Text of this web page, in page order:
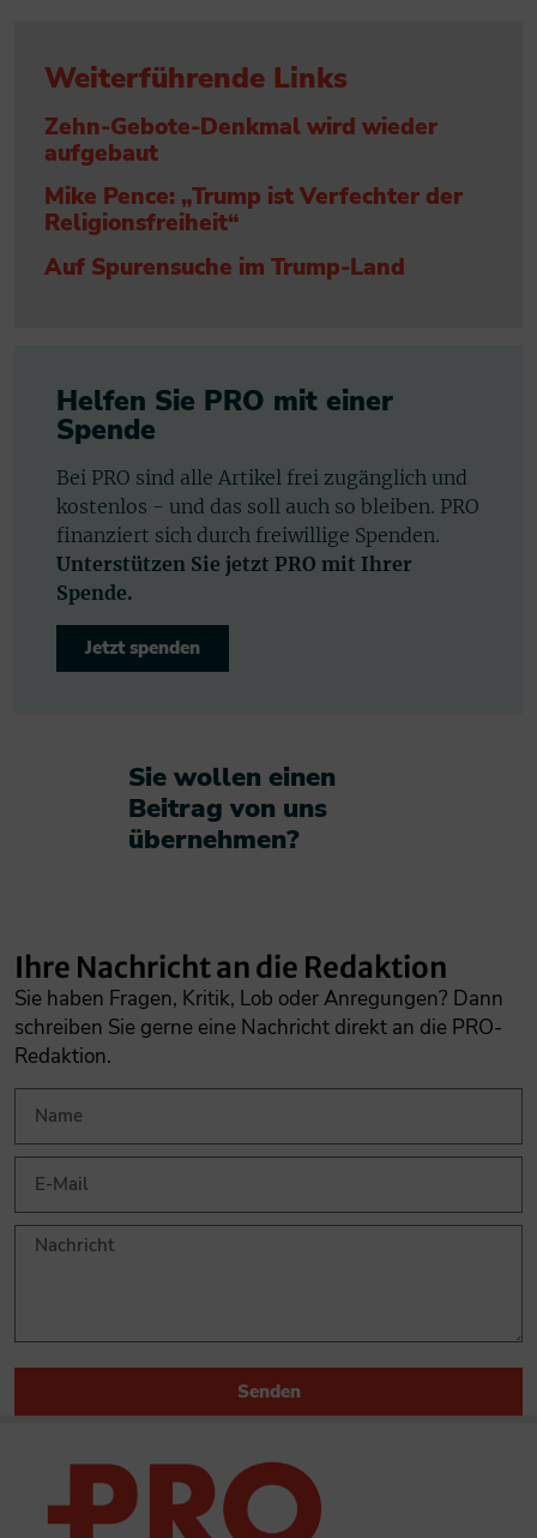
Weiterführende Links
Zehn-Gebote-Denkmal wird wieder
aufgebaut
Mike Pence: „Trump ist Verfechter der
Religionsfreiheit“
Auf Spurensuche im Trump-Land
Helfen Sie PRO mit einer
Spende
Bei PRO sind alle Artikel frei zugänglich und
kostenlos - und das soll auch so bleiben. PRO
finanziert sich durch freiwillige Spenden.
Unterstützen Sie jetzt PRO mit Ihrer
Spende.
Jetzt spenden
Sie wollen einen
Beitrag von uns
übernehmen?​
Ihre Nachricht an die Redaktion
Sie haben Fragen, Kritik, Lob oder Anregungen? Dann
schreiben Sie gerne eine Nachricht direkt an die PRO-
Redaktion.
Senden